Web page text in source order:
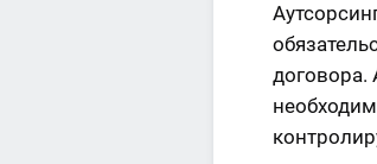
договора.